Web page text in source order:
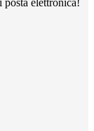
elettronica!